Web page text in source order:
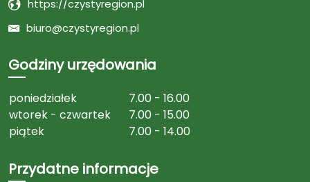
https://czystyregion.pl
biuro@czystyregion.pl
Godziny urzędowania
poniedziałek
7.00 - 16.00
wtorek - czwartek
7.00 - 15.00
piątek
7.00 - 14.00
Przydatne informacje